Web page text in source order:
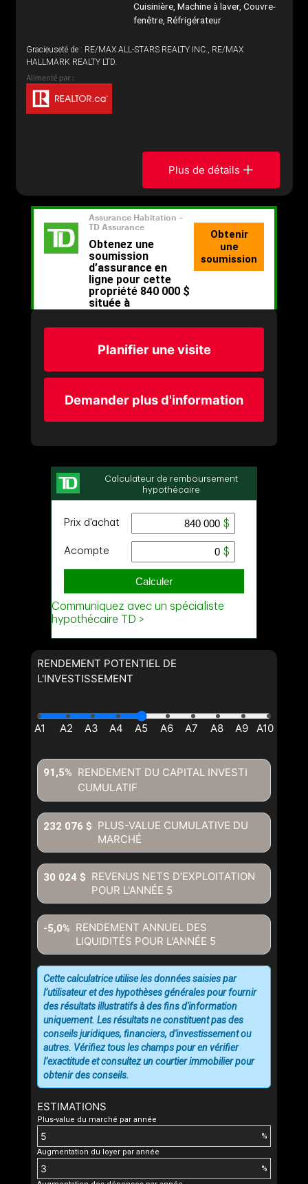
Cuisinière, Machine à laver, Couvre-
fenêtre, Réfrigérateur
Gracieuseté de : RE/MAX ALL-STARS REALTY INC., RE/MAX
HALLMARK REALTY LTD.
Plus de détails
Planifier une visite
Demander plus d'information
RENDEMENT POTENTIEL DE
L'INVESTISSEMENT
RENDEMENT DU CAPITAL INVESTI
CUMULATIF
91,5%
PLUS-VALUE CUMULATIVE DU
MARCHÉ
232 076 $
REVENUS NETS D'EXPLOITATION
POUR L'ANNÉE 5
30 024 $
RENDEMENT ANNUEL DES
LIQUIDITÉS POUR L'ANNÉE 5
-5,0%
ESTIMATIONS
Plus-value du marché par année
%
Augmentation du loyer par année
%
Cette calculatrice utilise les données saisies par
l’utilisateur et des hypothèses générales pour fournir
des résultats illustratifs à des fins d'information
uniquement. Les résultats ne constituent pas des
conseils juridiques, financiers, d'investissement ou
autres. Vérifiez tous les champs pour en vérifier
l’exactitude et consultez un courtier immobilier pour
obtenir des conseils.